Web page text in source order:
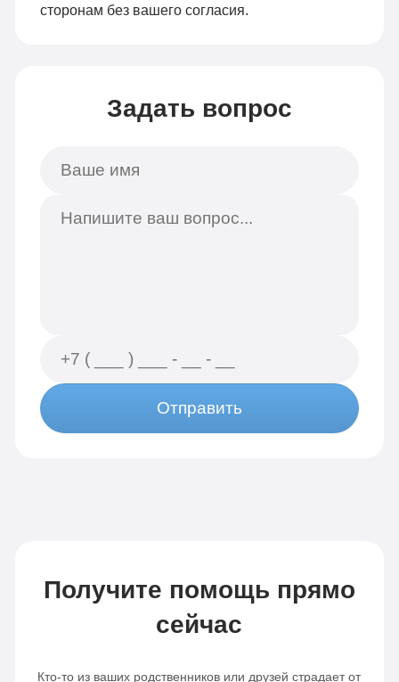
сторонам без вашего согласия.
Задать вопрос
Отправить
Получите помощь прямо
сейчас
Кто-то из ваших родственников или друзей страдает от